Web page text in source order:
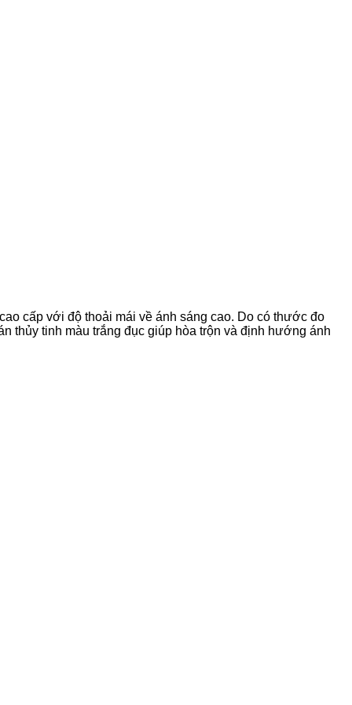
cấp với độ thoải mái về ánh sáng cao. Do có thước đo
thủy tinh màu trắng đục giúp hòa trộn và định hướng ánh